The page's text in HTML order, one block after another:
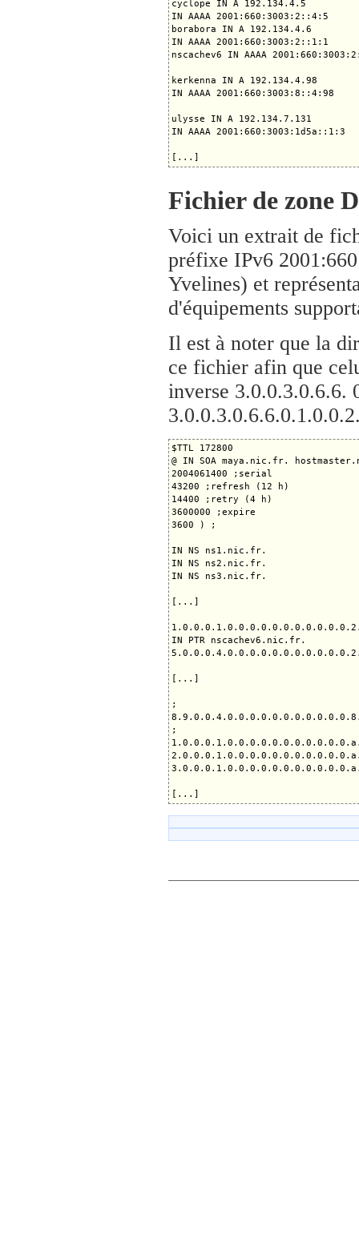
cyclope IN A 192.134.4.5
IN AAAA 2001:660:3003:2::4:5
borabora IN A 192.134.4.6
IN AAAA 2001:660:3003:2::1:1
nscachev6 IN AAAA
kerkenna IN A 192.134.4.98
IN AAAA 2001:660:3003:8::4:98
ulysse IN A 192.134.7.131
IN AAAA 2001:660:3003:1d5a::1:3
Fichier de zone
Voici un extrait de
préfixe IPv6
Yvelines) et
d'équipements
Il est à noter que la
ce fichier afin que
inverse 3.0.0.3.0.6.6.
$TTL 172800
@ IN SOA maya.nic.fr.
2004061400 ;serial
43200 ;refresh (12 h)
14400 ;retry (4 h)
3600000 ;expire
3600 ) ;
IN NS ns1.nic.fr.
IN NS ns2.nic.fr.
IN NS ns3.nic.fr.
[...]
IN PTR nscachev6.nic.fr.
[...]
;
;